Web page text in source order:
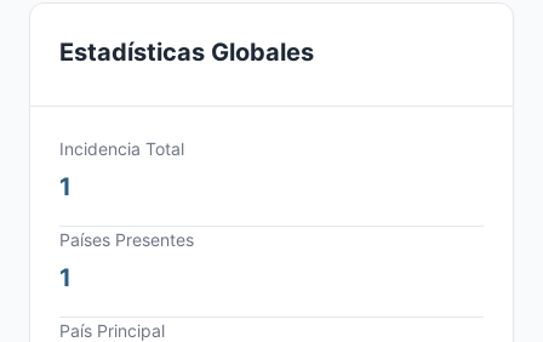
Estadísticas Globales
Incidencia Total
1
Países Presentes
1
País Principal